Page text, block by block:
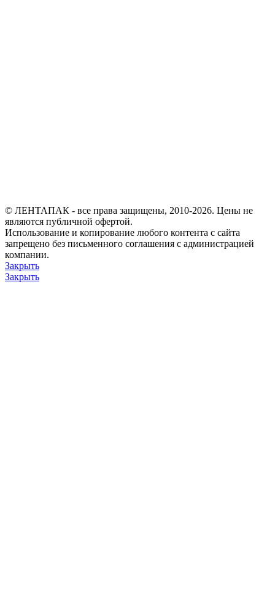
© ЛЕНТАПАК - все права защищены, 2010-2026. Цены не
являются публичной офертой.
Использование и копирование любого контента с сайта
запрещено без письменного соглашения с администрацией
компании.
Закрыть
Закрыть